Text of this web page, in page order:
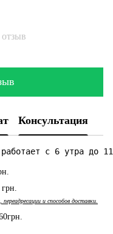
Консультация
с 6 утра до
и способов доставки.